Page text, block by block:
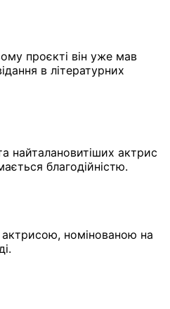
проєкті він уже мав
в літературних
найталановитіших актрис
благодійністю.
номінованою на